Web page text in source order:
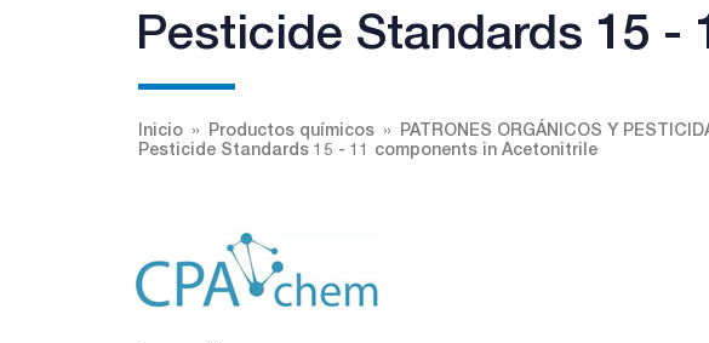
Pesticide Standards 15
Inicio Productos químicos
PATRONES ORGÁNICOS Y
Pesticide Standards 15 - 11 components in Acetonitrile